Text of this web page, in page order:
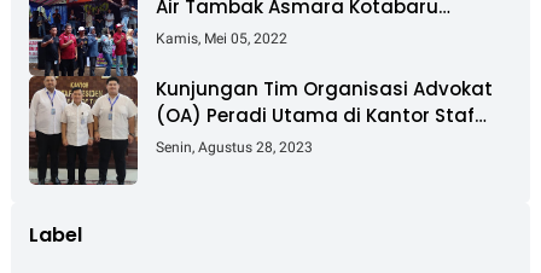
Air Tambak Asmara Kotabaru
Dipadati Ribuan Pengunjung
Kamis, Mei 05, 2022
Kunjungan Tim Organisasi Advokat
(OA) Peradi Utama di Kantor Staf
Kepresidenan RI Istana Negara
Senin, Agustus 28, 2023
Label